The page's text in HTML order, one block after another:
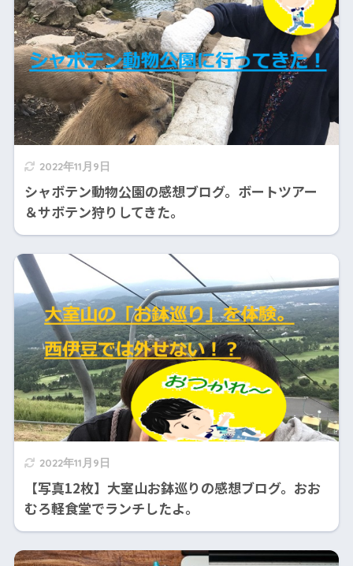
2022年11月9日
シャボテン動物公園の感想ブログ。ボートツアー
＆サボテン狩りしてきた。
2022年11月9日
【写真12枚】大室山お鉢巡りの感想ブログ。おお
むろ軽食堂でランチしたよ。